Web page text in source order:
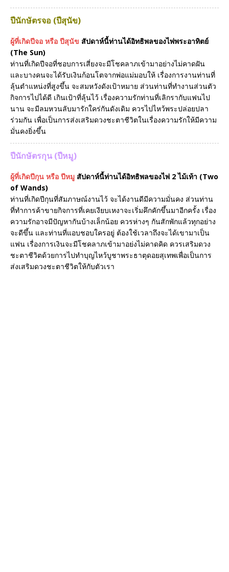
ปีนักษัตรจอ (ปีสุนัข)
ผู้ที่เกิดปีจอ หรือ ปีสุนัข สัปดาห์นี้ท่านได้อิทธิพลของไพ่พระอาทิตย์
(The Sun)
ท่านที่เกิดปีจอที่ชอบการเสี่ยงจะมีโชคลาภเข้ามาอย่างไม่คาดฝัน
และบางคนจะได้รับเงินก้อนโตจากพ่อแม่มอบให้ เรื่องการงานท่านที่
ลุ้นตำแหน่งที่สูงขึ้น จะสมหวังดังเป้าหมาย ส่วนท่านที่ทำงานส่วนตัว
กิจการไปได้ดี เกินเป้าที่ลุ้นไว้ เรื่องความรักท่านที่เลิกรากับแฟนไป
นาน จะมีลมหวนลับมารักใคร่กันดังเดิม ควรไปไหว้พระปล่อยปลา
ร่วมกัน เพื่อเป็นการส่งเสริมดวงชะตาชีวิตในเรื่องความรักให้มีความ
มั่นคงยิ่งขึ้น
ปีนักษัตรกุน (ปีหมู)
ผู้ที่เกิดปีกุน หรือ ปีหมู สัปดาห์นี้ท่านได้อิทธิพลของไพ่ 2 ไม้เท้า (Two
of Wands)
ท่านที่เกิดปีกุนที่สัมภาษณ์งานไว้ จะได้งานดีมีความมั่นคง ส่วนท่าน
ที่ทำการค้าขายกิจการที่เคยเงียบเหงาจะเริ่มคึกคักขึ้นมาอีกครั้ง เรื่อง
ความรักอาจมีปัญหากันบ้างเล็กน้อย ควรห่างๆ กันสักพักแล้วทุกอย่าง
จะดีขึ้น และท่านที่แอบชอบใครอยู่ ต้องใช้เวลาถึงจะได้เขามาเป็น
แฟน เรื่องการเงินจะมีโชคลาภเข้ามาอย่งไม่คาดคิด ควรเสริมดวง
ชะตาชีวิตด้วยการไปทำบุญไหว้บูชาพระธาตุดอยสุเทพเพื่อเป็นการ
ส่งเสริมดวงชะตาชีวิตให้กับตัวเรา